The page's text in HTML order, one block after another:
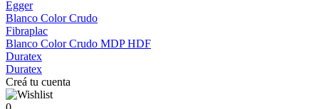
Egger
Blanco ColorCrudo
Fibraplac
Blanco ColorCrudo MDPHDF
Duratex
Duratex
Creá tu cuenta